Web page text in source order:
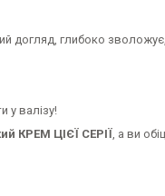
догляд, глибоко
у валізу!
КРЕМ ЦІЄЇ СЕРІЇ , а ви